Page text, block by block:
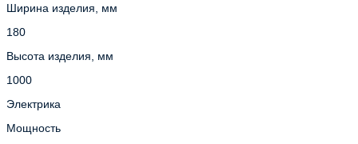
Ширина изделия, мм
180
Высота изделия, мм
1000
Электрика
Мощность